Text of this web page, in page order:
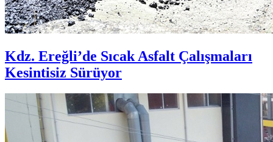
Kdz. Ereğli’de Sıcak Asfalt Çalışmaları
Kesintisiz Sürüyor